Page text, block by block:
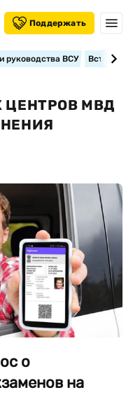
Поддержать
руководства ВСУ
ЦЕНТРОВ МВД
о
на